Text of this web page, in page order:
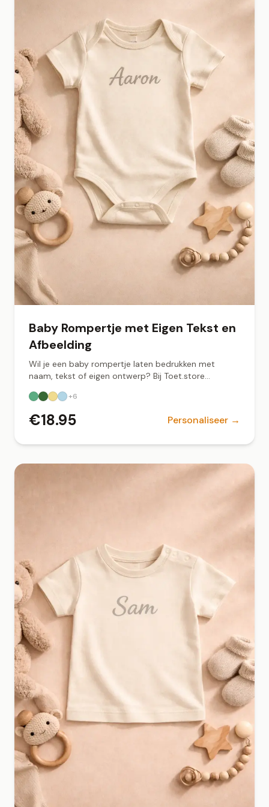
Baby Rompertje met Eigen Tekst en
Afbeelding
Wil je een baby rompertje laten bedrukken met
naam, tekst of eigen ontwerp? Bij Toet.store
Zacht biologisch katoen, snel geleverd vanuit
Groningen.
+6
€18.95 Personaliseer →